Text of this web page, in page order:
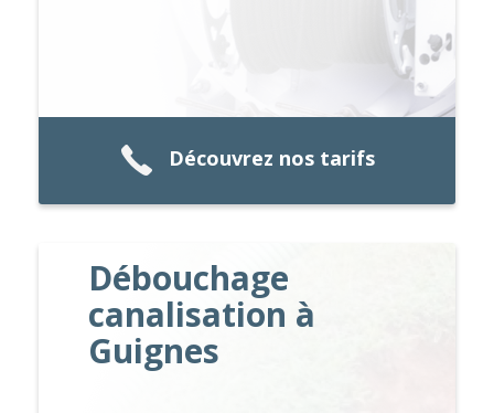
Découvrez nos tarifs
Débouchage
canalisation à
Guignes